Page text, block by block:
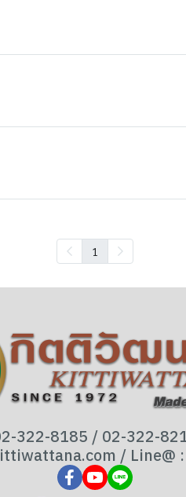
1
322-8185 / 02-322-
/ Line@